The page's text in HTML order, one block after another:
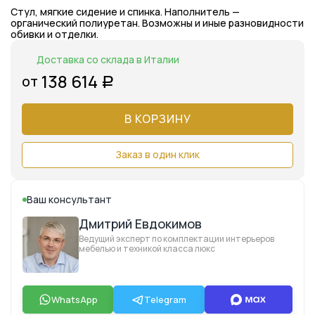
Стул, мягкие сидение и спинка. Наполнитель —
органический полиуретан. Возможны и иные разновидности
обивки и отделки.
Доставка со склада в Италии
от 138 614 Р
В КОРЗИНУ
Заказ в один клик
Ваш консультант
Дмитрий Евдокимов
Ведущий эксперт по комплектации интерьеров
мебелью и техникой класса люкс
WhatsApp Telegram